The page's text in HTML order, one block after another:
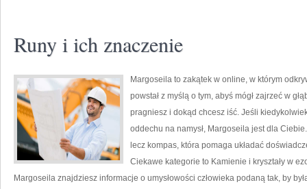
Runy i ich znaczenie
Margoseila to zakątek w online, w którym
powstał z myślą o tym, abyś mógł zajrzeć w
pragniesz i dokąd chcesz iść. Jeśli
oddechu na namysł, Margoseila jest dla
lecz kompas, która pomaga układać
Ciekawe kategorie to Kamienie i kryształy w
Margoseila znajdziesz informacje o umysłowości człowieka podaną tak, by